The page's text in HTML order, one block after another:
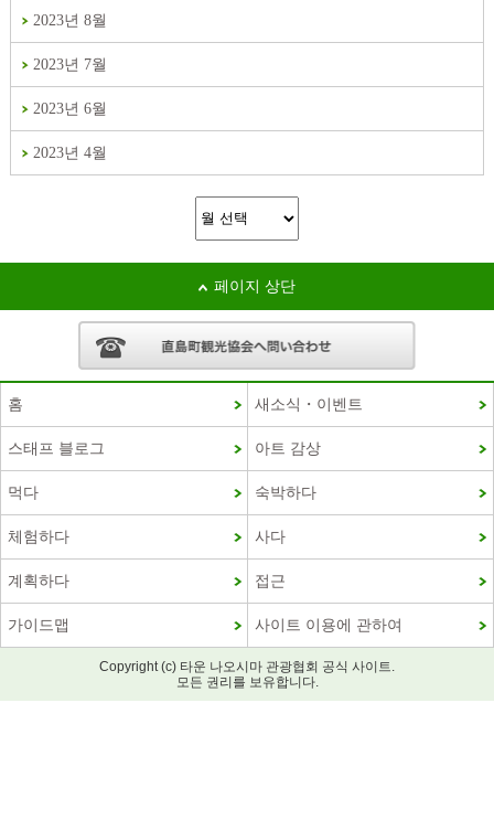
2023년 8월
2023년 7월
2023년 6월
2023년 4월
페이지 상단
홈 새소식・이벤트
스태프 블로그 아트 감상
먹다 숙박하다
체험하다 사다
계획하다 접근
가이드맵 사이트 이용에 관하여
Copyright (c) 타운 나오시마 관광협회 공식 사이트.
모든 권리를 보유합니다.